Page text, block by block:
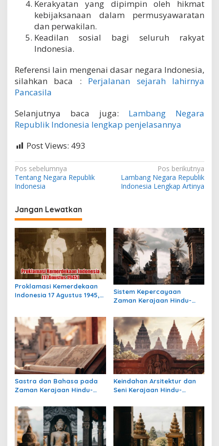
Kerakyatan yang dipimpin oleh hikmat
kebijaksanaan dalam permusyawaratan
dan perwakilan.
Keadilan sosial bagi seluruh rakyat
Indonesia.
Referensi lain mengenai dasar negara Indonesia,
silahkan baca : Perjalanan sejarah lahirnya
Pancasila
Selanjutnya baca juga: Lambang Negara
Republik Indonesia lengkap penjelasannya
Post Views: 493
N
a
i
g
a
s
i
p
o
Pos sebelumnya
Tentang Negara Republik
Indonesia
Pos berikutnya
Lambang Negara Republik
Indonesia Lengkap Artinya
Jangan Lewatkan
Proklamasi Kemerdekaan
Indonesia 17 Agustus 1945,
Sistem Kepercayaan
Zaman Kerajaan Hindu-
Warisan Spiritual yang
Masih Bertahan
Sastra dan Bahasa pada
Zaman Kerajaan Hindu-
Keindahan Arsitektur dan
Seni Kerajaan Hindu-
Warisan Megah yang Abadi